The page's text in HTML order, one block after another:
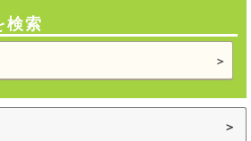
検索